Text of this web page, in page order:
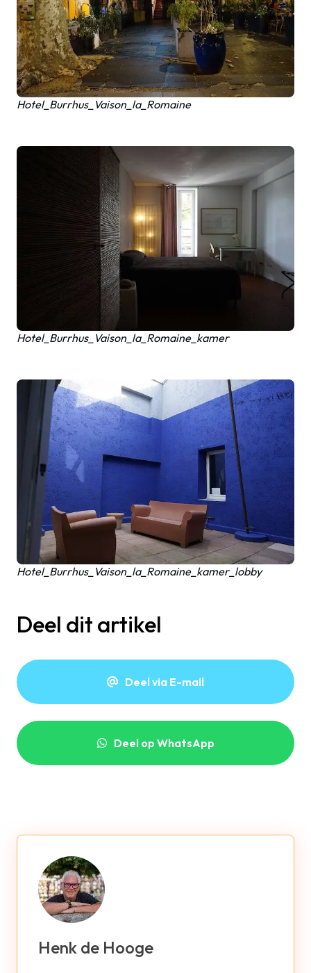
Hotel_Burrhus_Vaison_la_Romaine
Hotel_Burrhus_Vaison_la_Romaine_kamer
Hotel_Burrhus_Vaison_la_Romaine_kamer_lobby
Deel dit artikel
Deel via E-mail
Deel op WhatsApp
Henk de Hooge